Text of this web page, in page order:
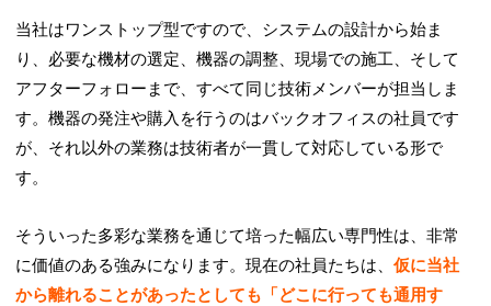
当社はワンストップ型ですので、システムの設計から始ま
り、必要な機材の選定、機器の調整、現場での施工、そして
アフターフォローまで、すべて同じ技術メンバーが担当しま
す。機器の発注や購入を行うのはバックオフィスの社員です
が、それ以外の業務は技術者が一貫して対応している形で
す。
そういった多彩な業務を通じて培った幅広い専門性は、非常
に価値のある強みになります。現在の社員たちは、仮に当社
から離れることがあったとしても「どこに行っても通用す